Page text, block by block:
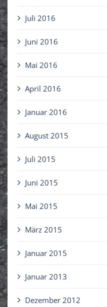
Juli 2016
Juni 2016
Mai 2016
April 2016
Januar 2016
August 2015
Juli 2015
Juni 2015
Mai 2015
März 2015
Januar 2015
Januar 2013
Dezember 2012